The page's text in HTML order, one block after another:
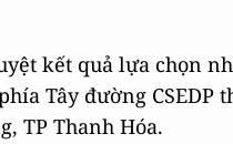
kết quả lựa chọn
Tây đường CSEDP
TP Thanh Hóa.